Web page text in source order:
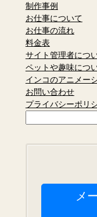
制作事例
お仕事について
お仕事の流れ
料金表
サイト管理者につ
ペットや趣味につ
インコのアニメー
お問い合わせ
プライバシーポリ
メ